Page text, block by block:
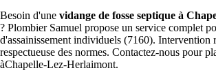
Besoin d'une vidange de fosse septique à
? Plombier Samuel propose un service complet
d'assainissement individuels (7160). Intervention
respectueuse des normes. Contactez-nous pour
àChapelle-Lez-Herlaimont.